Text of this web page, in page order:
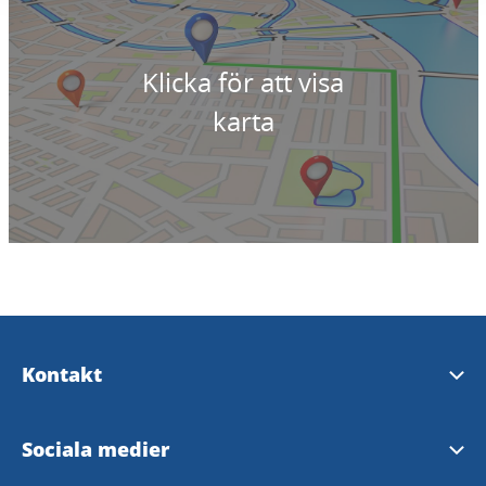
Klicka för att visa
karta
Kontakt
Upplev Lysekil
Sociala medier